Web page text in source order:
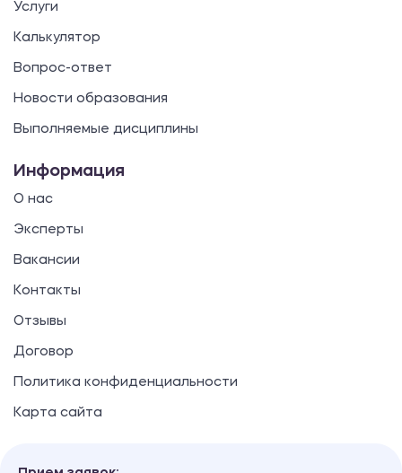
Услуги
Калькулятор
Вопрос-ответ
Новости образования
Выполняемые дисциплины
Информация
О нас
Эксперты
Вакансии
Контакты
Отзывы
Договор
Политика конфиденциальности
Карта сайта